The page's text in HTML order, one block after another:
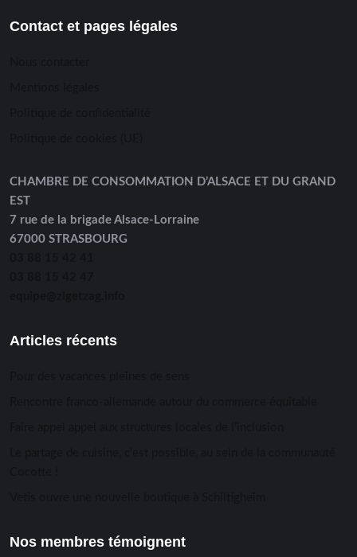
Contact et pages légales
CHAMBRE DE CONSOMMATION D’ALSACE ET DU GRAND
EST
7 rue de la brigade Alsace-Lorraine
67000 STRASBOURG
Articles récents
Nos membres témoignent